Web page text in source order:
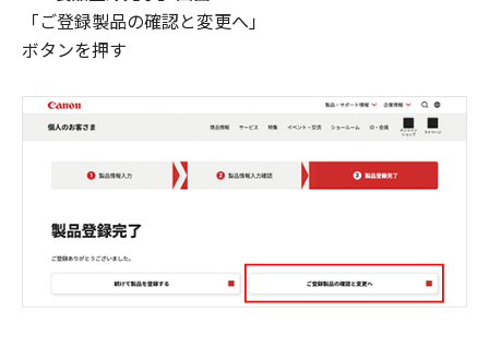
「ご登録製品の確認と変更へ」
ボタンを押す